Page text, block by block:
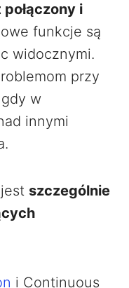
i
funkcje są
widocznymi.
przy
w
innymi
szczególnie
i Continuous